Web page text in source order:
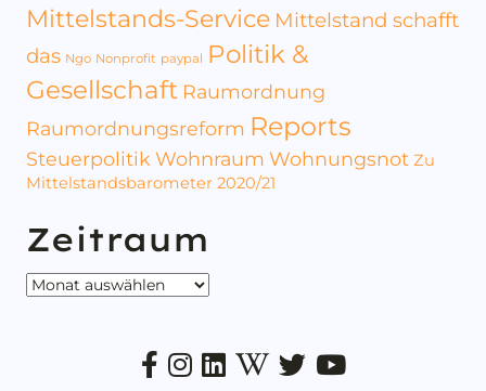
Mittelstands-Service Mittelstand schafft
das Ngo Nonprofit paypal Politik &
Gesellschaft Raumordnung
Raumordnungsreform Reports
Steuerpolitik Wohnraum Wohnungsnot Zu
Mittelstandsbarometer 2020/21
Zeitraum
Zeitraum